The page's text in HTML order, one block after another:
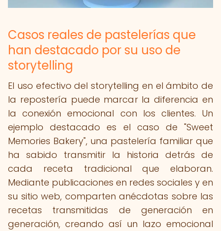
Casos reales de pastelerías que
han destacado por su uso de
storytelling
El uso efectivo del storytelling en el ámbito de
la repostería puede marcar la diferencia en
la conexión emocional con los clientes. Un
ejemplo destacado es el caso de "Sweet
Memories Bakery", una pastelería familiar que
ha sabido transmitir la historia detrás de
cada receta tradicional que elaboran.
Mediante publicaciones en redes sociales y en
su sitio web, comparten anécdotas sobre las
recetas transmitidas de generación en
generación, creando así un lazo emocional